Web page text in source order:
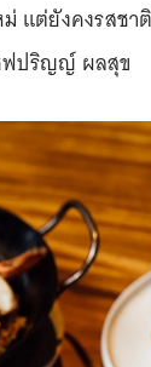
แต่ยังคงรสช
ฟปริญญ์ ผลสุข